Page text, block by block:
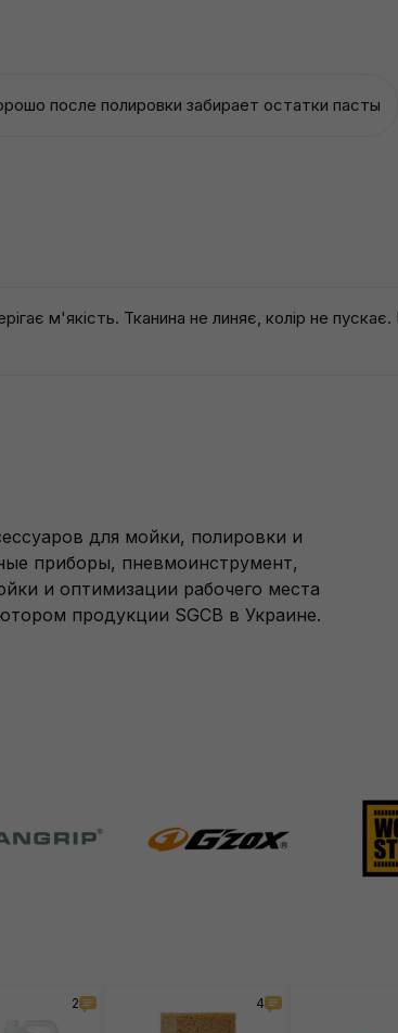
после полировки забирает остатки пасты
м'якість. Тканина не линяє, колір не
для мойки, полировки и
приборы, пневмоинструмент,
и оптимизации рабочего места
продукции SGCB в Украине.
2 4